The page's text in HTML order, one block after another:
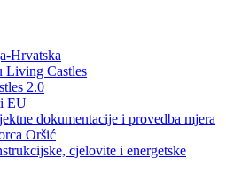
Hrvatska
Living Castles
2.0
EU
dokumentacije i provedba mjera
Oršić
cjelovite i energetske